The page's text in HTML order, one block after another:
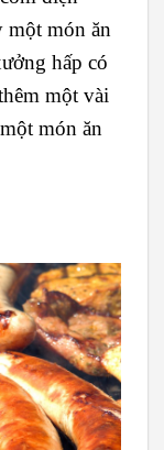
một món ăn
hấp có
một vài
món ăn